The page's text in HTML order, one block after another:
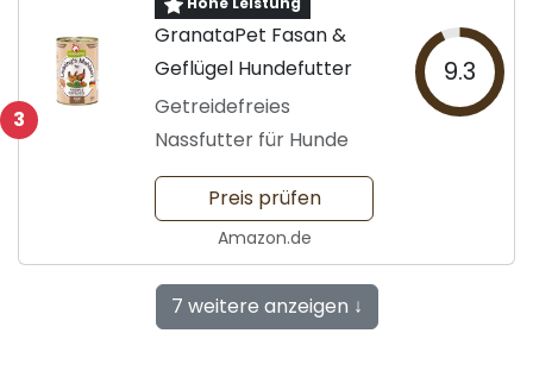
3
GranataPet Fasan &
Geflügel Hundefutter
Getreidefreies
Nassfutter für Hunde
9.3
Preis prüfen
Amazon.de
7 weitere anzeigen ↓